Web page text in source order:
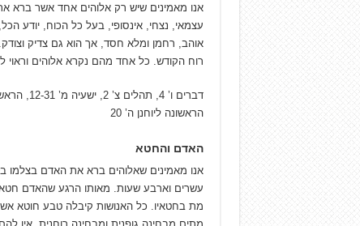
אנו מאמינים שיש רק אלוהים אחד אשר ברא
עצמאי, נצחי, אינסופי, בעל כל הכוח, יודע
אוהב, רחמן ומלא חסד, אך הוא גם צדיק
רוח הקודש. כל אחד מהם נקרא אלוהים
הראשונה ליוחנן ה’ 20
האדם והחטא
אנו מאמינים שאלוהים ברא את האדם בצלמו
עשרים וארבע שעות. מאותו הרגע שהאדם
מת בחטאיו. כל האנושות קיבלה טבע חוטא